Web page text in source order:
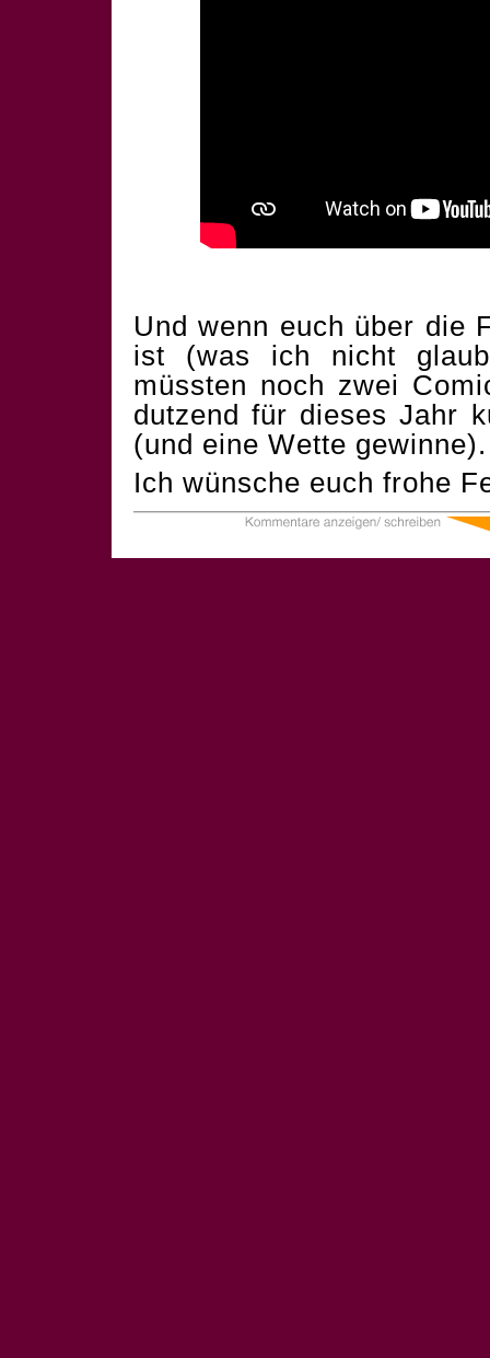
Und wenn euch über die
ist (was ich nicht
müssten noch zwei
dutzend für dieses Jahr
(und eine Wette
Ich wünsche euch frohe